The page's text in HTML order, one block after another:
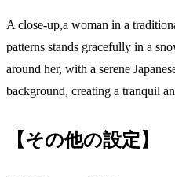
A close-up,a woman in a
patterns stands gracefully in a
around her, with a serene
background, creating a tranquil
【その他の設定】